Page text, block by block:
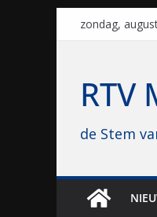
zondag,
RTV
de Stem